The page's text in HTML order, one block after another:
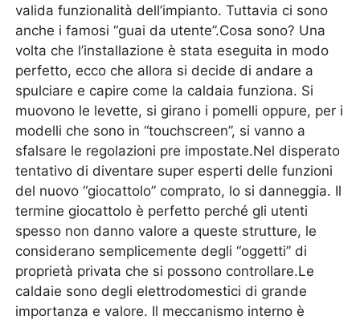
valida funzionalità dell’impianto. Tuttavia ci sono
anche i famosi “guai da utente”.Cosa sono? Una
volta che l’installazione è stata eseguita in modo
perfetto, ecco che allora si decide di andare a
spulciare e capire come la caldaia funziona. Si
muovono le levette, si girano i pomelli oppure, per i
modelli che sono in “touchscreen”, si vanno a
sfalsare le regolazioni pre impostate.Nel disperato
tentativo di diventare super esperti delle funzioni
del nuovo “giocattolo” comprato, lo si danneggia. Il
termine giocattolo è perfetto perché gli utenti
spesso non danno valore a queste strutture, le
considerano semplicemente degli “oggetti” di
proprietà privata che si possono controllare.Le
caldaie sono degli elettrodomestici di grande
importanza e valore. Il meccanismo interno è